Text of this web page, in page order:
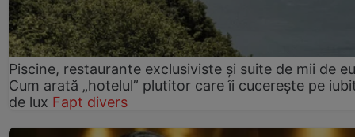
Piscine, restaurante exclusiviste și suite de mii de
Cum arată „hotelul” plutitor care îi cucerește pe
de lux Fapt divers